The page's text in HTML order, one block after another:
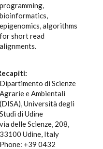
programming,
bioinformatics,
epigenomics, algorithms
for short read
alignments.
Dipartimento di Scienze
Agrarie e Ambientali
(DISA), Università degli
Studi di Udine
via delle Scienze, 208,
33100 Udine, Italy
Phone: +39 0432